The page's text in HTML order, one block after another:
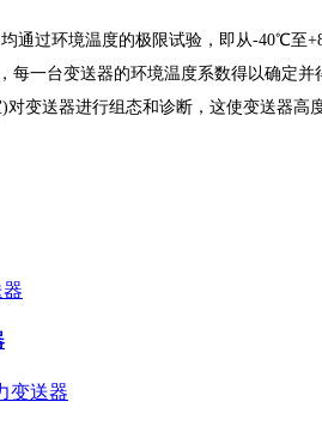
通过环境温度的极限试验，即从-40℃至
每一台变送器的环境温度系数得以确定并
对变送器进行组态和诊断，这使变送器高